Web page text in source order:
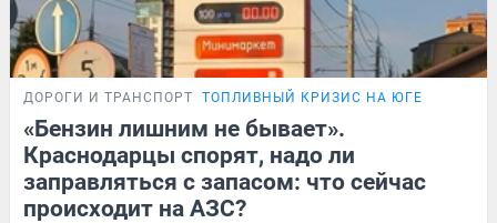
ДОРОГИ И ТРАНСПОРТ ТОПЛИВНЫЙ КРИЗИС НА ЮГЕ
«Бензин лишним не бывает».
Краснодарцы спорят, надо ли
заправляться с запасом: что сейчас
происходит на АЗС?